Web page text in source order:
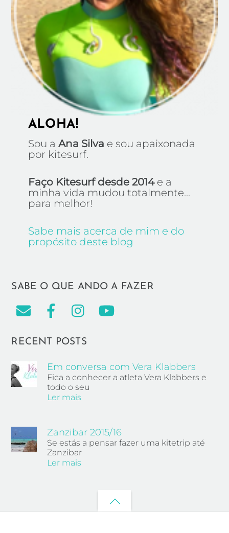
ALOHA!
Sou a Ana Silva e sou apaixonada
por kitesurf.
Faço Kitesurf desde 2014e a
minha vida mudou totalmente...
para melhor!
Sabe mais acerca de mim e do
propósito deste blog
SABE O QUE ANDO A FAZER
RECENT POSTS
Em conversa com Vera Klabbers
Fica a conhecer a atleta Vera Klabbers e
todo o seu
Ler mais
Zanzibar 2015/16
Se estás a pensar fazer uma kitetrip até
Zanzibar
Ler mais
Back